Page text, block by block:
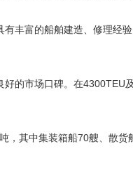
丰富的船舶建造、修理经
的市场口碑。在
其中集装箱船70艘、散